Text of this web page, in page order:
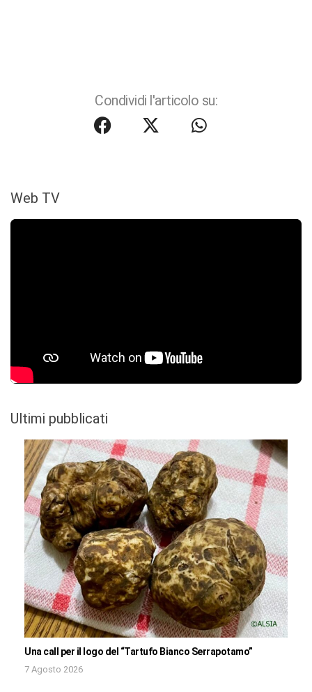
Condividi l'articolo su:
Web TV
Ultimi pubblicati
Una call per il logo del “Tartufo Bianco Serrapotamo”
7 Agosto 2026